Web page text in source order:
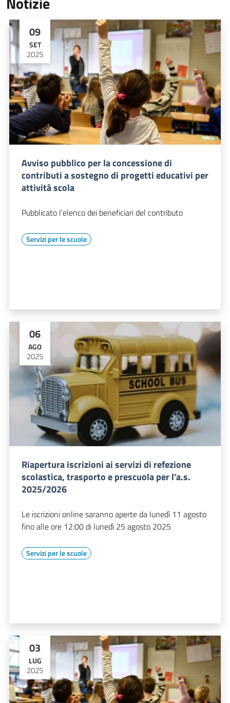
09
SET
2025
Avviso pubblico per la concessione di
contributi a sostegno di progetti educativi per
attività scola
Pubblicato l'elenco dei beneficiari del contributo
Servizi per le scuole
06
AGO
2025
Riapertura iscrizioni ai servizi di refezione
scolastica, trasporto e prescuola per l'a.s.
2025/2026
Le iscrizioni online saranno aperte da lunedì 11 agosto
fino alle ore 12:00 di lunedì 25 agosto 2025
Servizi per le scuole
03
LUG
2025